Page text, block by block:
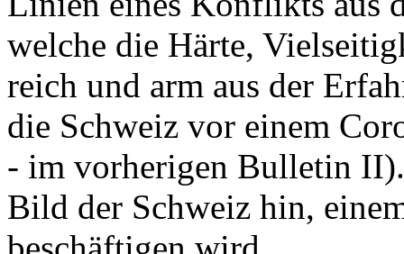
welche die Härte,
reich und arm aus der
die Schweiz vor einem
- im vorherigen Bulletin
Bild der Schweiz hin,